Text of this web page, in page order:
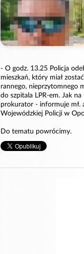
- O godz. 13.25 Policja
mieszkań, który miał
rannego, nieprzytomnego
do szpitala LPR-em. Jak
prokurator - informuje mł.
Wojewódzkiej Policji w
Do tematu powrócimy.